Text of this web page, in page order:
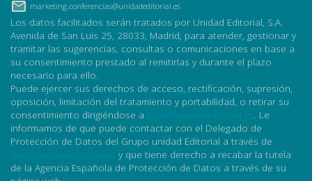
marketing.conferencias@unidadeditorial.es
Los datos facilitados serán tratados por Unidad Editorial, S.A.
Avenida de San Luis 25, 28033, Madrid, para atender, gestionar y
tramitar las sugerencias, consultas o comunicaciones en base a
su consentimiento prestado al remitirlas y durante el plazo
necesario para ello.
Puede ejercer sus derechos de acceso, rectificación, supresión,
oposición, limitación del tratamiento y portabilidad, o retirar su
consentimiento dirigiéndose a
. Le
informamos de que puede contactar con el Delegado de
Protección de Datos del Grupo unidad Editorial a través de
y que tiene derecho a recabar la tutela
de la Agencia Española de Protección de Datos a través de su